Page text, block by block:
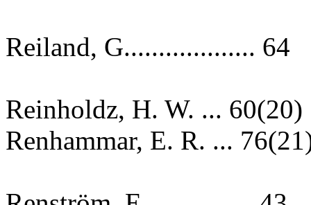
Reiland, G................... 64
Reinholdz, H. W. ... 60(20)
Renhammar, E. R. ...